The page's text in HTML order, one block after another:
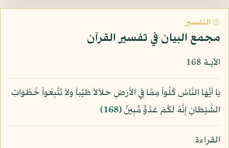
۞ التفسير
مجمع البيان في تفسير القرآن
الآيـة 168
يَا أَيُّهَا النَّاسُ كُلُواْ مِمَّا فِي الأَرْضِ حَلاَلاً طَيِّباً وَلاَ تَتَّبِعُواْ خُطُوَاتِ
الشَّيْطَانِ إِنَّهُ لَكُمْ عَدُوٌّ مُّبِينٌ﴿168﴾
القراءة